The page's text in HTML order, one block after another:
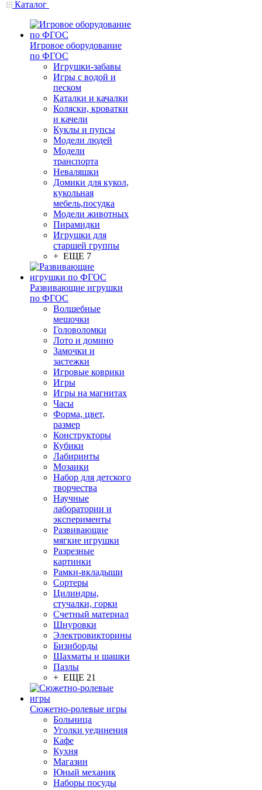
Каталог
Игровое оборудование
по ФГОС
Игрушки-забавы
Игры с водой и
песком
Каталки и качалки
Коляски, кроватки
и качели
Куклы и пупсы
Модели людей
Модели
транспорта
Неваляшки
Домики для кукол,
кукольная
мебель,посудка
Модели животных
Пирамидки
Игрушки для
старшей группы
+ ЕЩЕ 7
Развивающие игрушки
по ФГОС
Волшебные
мешочки
Головоломки
Лото и домино
Замочки и
застежки
Игровые коврики
Игры
Игры на магнитах
Часы
Форма, цвет,
размер
Конструкторы
Кубики
Лабиринты
Мозаики
Набор для детского
творчества
Научные
лаборатории и
эксперименты
Развивающие
мягкие игрушки
Разрезные
картинки
Рамки-вкладыши
Сортеры
Цилиндры,
стучалки, горки
Счетный материал
Шнуровки
Электровикторины
Бизиборды
Шахматы и шашки
Пазлы
+ ЕЩЕ 21
Сюжетно-ролевые игры
Больница
Уголки уединения
Кафе
Кухня
Магазин
Юный механик
Наборы посуды